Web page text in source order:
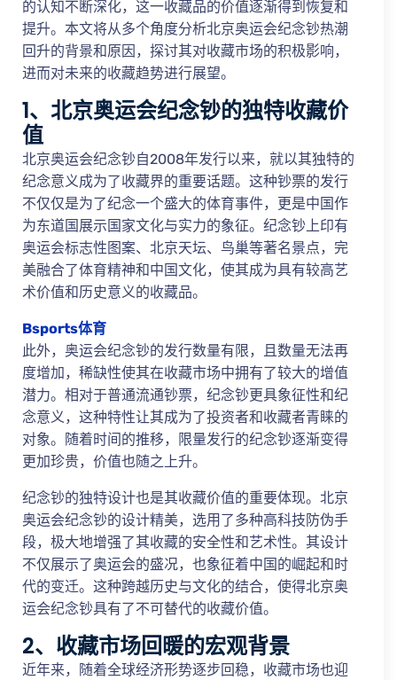
的认知不断深化，这一收藏品的价值逐渐得到恢复和
提升。本文将从多个角度分析北京奥运会纪念钞热潮
回升的背景和原因，探讨其对收藏市场的积极影响，
进而对未来的收藏趋势进行展望。
1、北京奥运会纪念钞的独特收藏价
值
北京奥运会纪念钞自2008年发行以来，就以其独特的
纪念意义成为了收藏界的重要话题。这种钞票的发行
不仅仅是为了纪念一个盛大的体育事件，更是中国作
为东道国展示国家文化与实力的象征。纪念钞上印有
奥运会标志性图案、北京天坛、鸟巢等著名景点，完
美融合了体育精神和中国文化，使其成为具有较高艺
术价值和历史意义的收藏品。
Bsports体育
此外，奥运会纪念钞的发行数量有限，且数量无法再
度增加，稀缺性使其在收藏市场中拥有了较大的增值
潜力。相对于普通流通钞票，纪念钞更具象征性和纪
念意义，这种特性让其成为了投资者和收藏者青睐的
对象。随着时间的推移，限量发行的纪念钞逐渐变得
更加珍贵，价值也随之上升。
纪念钞的独特设计也是其收藏价值的重要体现。北京
奥运会纪念钞的设计精美，选用了多种高科技防伪手
段，极大地增强了其收藏的安全性和艺术性。其设计
不仅展示了奥运会的盛况，也象征着中国的崛起和时
代的变迁。这种跨越历史与文化的结合，使得北京奥
运会纪念钞具有了不可替代的收藏价值。
2、收藏市场回暖的宏观背景
近年来，随着全球经济形势逐步回稳，收藏市场也迎